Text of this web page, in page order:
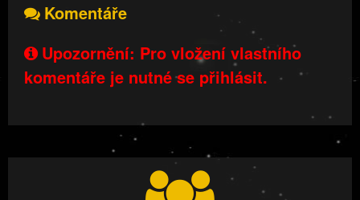
Komentáře
Upozornění: Pro vložení vlastního
komentáře je nutné se přihlásit.